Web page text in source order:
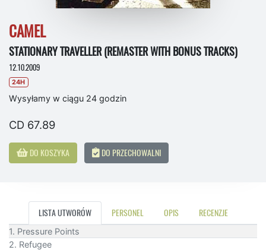
CAMEL
STATIONARY TRAVELLER (REMASTER WITH BONUS TRACKS)
12.10.2009
24H
Wysyłamy w ciągu 24 godzin
CD 67.89
DO KOSZYKA DO PRZECHOWALNI
LISTA UTWORÓW PERSONEL OPIS RECENZJE
1. Pressure Points
2. Refugee